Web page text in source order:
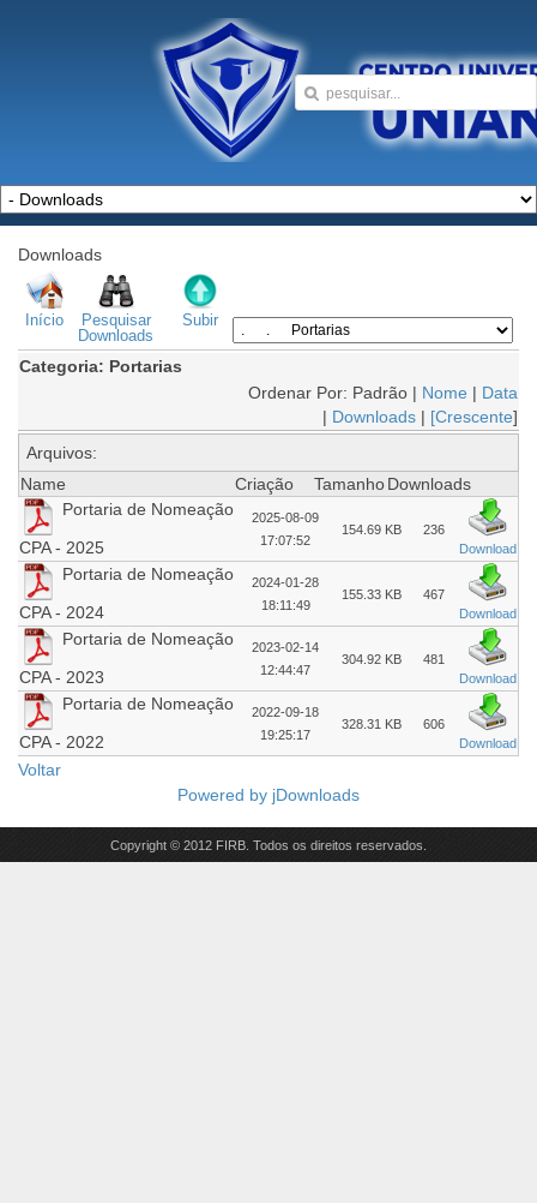
Downloads
Início
Pesquisar
Downloads
Subir
Categoria: Portarias
Ordenar Por: Padrão | Nome | Data
| Downloads | [Crescente]
Arquivos:
Name
Criação Tamanho Downloads
Portaria de Nomeação
CPA - 2025
2025-08-09
17:07:52
154.69 KB
236
Download
Portaria de Nomeação
CPA - 2024
2024-01-28
18:11:49
155.33 KB
467
Download
Portaria de Nomeação
CPA - 2023
2023-02-14
12:44:47
304.92 KB
481
Download
Portaria de Nomeação
CPA - 2022
2022-09-18
19:25:17
328.31 KB
606
Download
Voltar
Powered by jDownloads
Copyright © 2012 FIRB. Todos os direitos reservados.